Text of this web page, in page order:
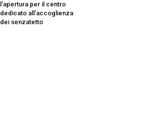
l’apertura per il centro
dedicato all’accoglienza
dei senzatetto